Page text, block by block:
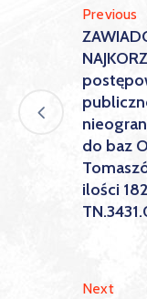
Previous
do baz
ilości
Next